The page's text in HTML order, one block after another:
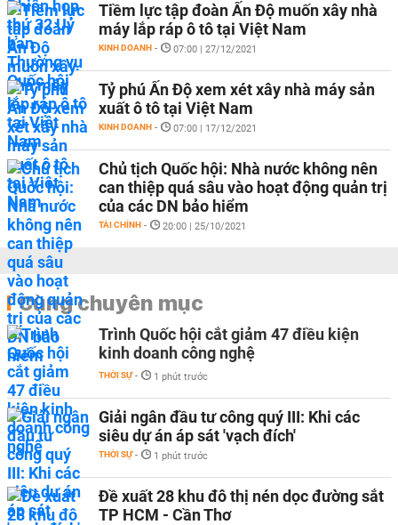
Tiềm lực tập đoàn Ấn Độ muốn xây nhà
máy lắp ráp ô tô tại Việt Nam
KINH DOANH - 07:00 | 27/12/2021
Tỷ phú Ấn Độ xem xét xây nhà máy sản
xuất ô tô tại Việt Nam
KINH DOANH - 07:00 | 17/12/2021
Chủ tịch Quốc hội: Nhà nước không nên
can thiệp quá sâu vào hoạt động quản trị
của các DN bảo hiểm
TÀI CHÍNH - 20:00 | 25/10/2021
Cùng chuyên mục
Trình Quốc hội cắt giảm 47 điều kiện
kinh doanh công nghệ
THỜI SỰ - 1 phút trước
Giải ngân đầu tư công quý III: Khi các
siêu dự án áp sát 'vạch đích'
THỜI SỰ - 1 phút trước
Đề xuất 28 khu đô thị nén dọc đường sắt
TP HCM - Cần Thơ